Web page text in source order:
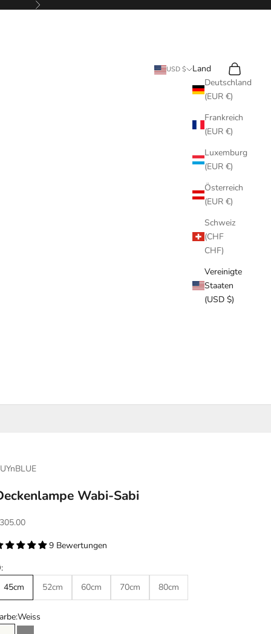
Vor
USD $
Land
Deutschland
(EUR €)
Frankreich
(EUR €)
Luxemburg
(EUR €)
Österreich
(EUR €)
Schweiz
(CHF
CHF)
Vereinigte
Staaten
(USD $)
SuchenWarenkorb
Wabi-Sabi
9 Bewertungen
45cm
52cm 60cm 70cm 80cm
Weiss